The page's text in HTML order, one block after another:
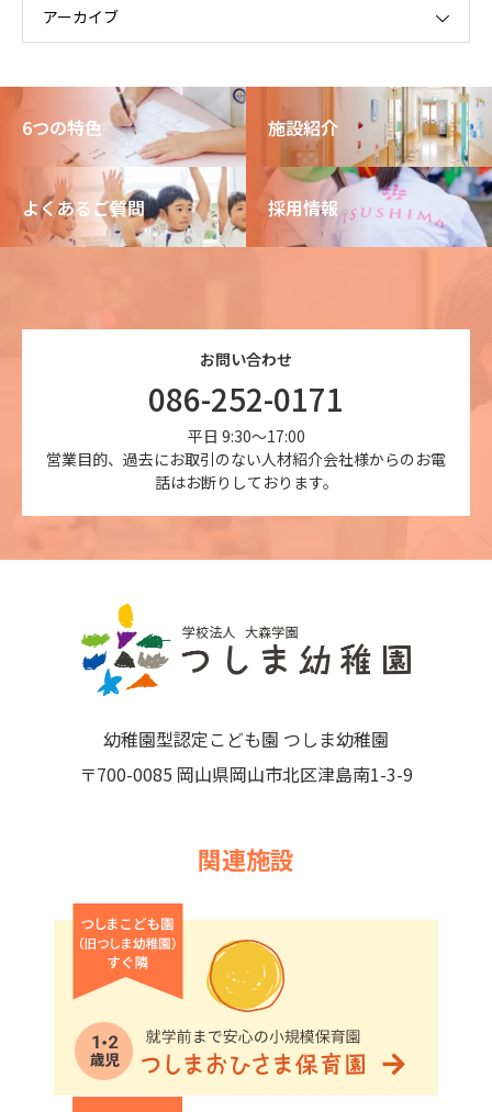
アーカイブ
6つの特色 施設紹介
よくあるご質問 採用情報
お問い合わせ
086-252-0171
平日 9:30～17:00
営業目的、過去にお取引のない人材紹介会社様からのお電
話はお断りしております。
幼稚園型認定こども園 つしま幼稚園
〒700-0085 岡山県岡山市北区津島南1-3-9
関連施設